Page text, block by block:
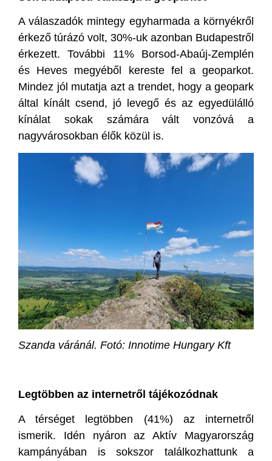
A válaszadók mintegy egyharmada a környékről
érkező túrázó volt, 30%-uk azonban Budapestről
érkezett. További 11% Borsod-Abaúj-Zemplén
és Heves megyéből kereste fel a geoparkot.
Mindez jól mutatja azt a trendet, hogy a geopark
által kínált csend, jó levegő és az egyedülálló
kínálat sokak számára vált vonzóvá a
nagyvárosokban élők közül is.
Szanda váránál. Fotó: Innotime Hungary Kft
Legtöbben az internetről tájékozódnak
A térséget legtöbben (41%) az internetről
ismerik. Idén nyáron az Aktív Magyarország
kampányában is sokszor találkozhattunk a